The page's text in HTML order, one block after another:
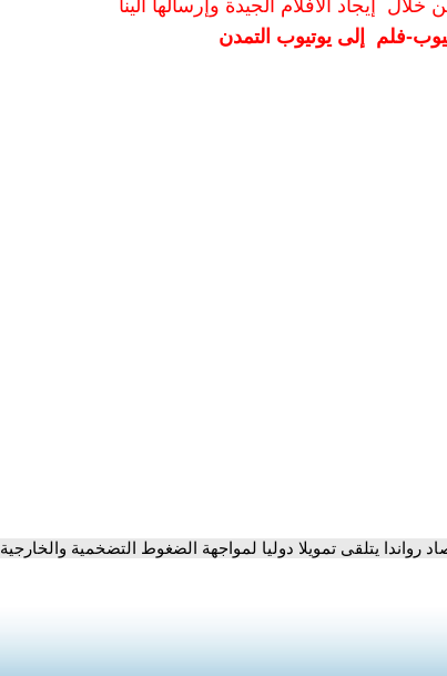
إيجاد الأفلام الجيدة وإرسالها الينا
فلم إلى يوتيوب التمدن
رواندا يتلقى تمويلا دوليا لمواجهة الضغوط التضخمية والخارجية